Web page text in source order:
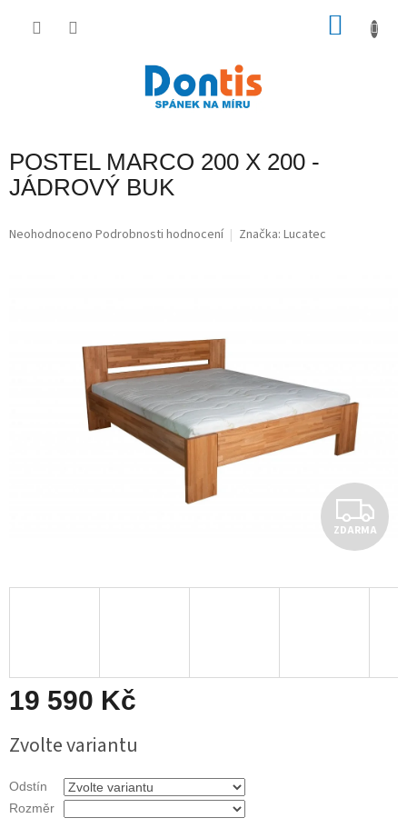
POSTEL MARCO 200 X 200 -
JÁDROVÝ BUK
Průměrné
Neohodnoceno Podrobnosti hodnocení Značka: Lucatec
Z
D
A
ZDARMA
19 590 Kč
cena:
Zvolte variantu
Odstín
Rozměr